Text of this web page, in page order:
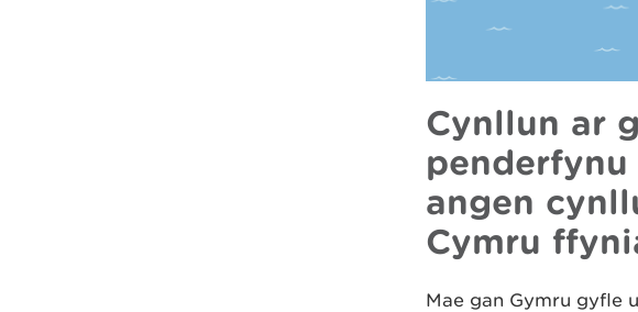
Cynllun ar
angen
Cymru
Mae gan Gymru gyfle